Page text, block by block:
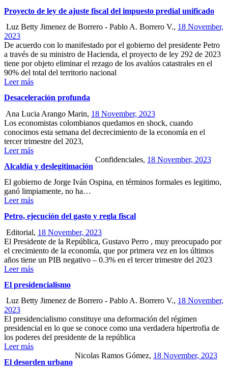
Proyecto de ley de ajuste fiscal del impuesto predial unificado
Luz Betty Jimenez de Borrero - Pablo A. Borrero V., 18 November,
2023
De acuerdo con lo manifestado por el gobierno del presidente Petro
a través de su ministro de Hacienda, el proyecto de ley 292 de 2023
tiene por objeto eliminar el rezago de los avalúos catastrales en el
90% del total del territorio nacional
Leer más
Desaceleración profunda
Ana Lucia Arango Marin, 18 November, 2023
Los economistas colombianos quedamos en shock, cuando
conocimos esta semana del decrecimiento de la economía en el
tercer trimestre del 2023,
Leer más
Alcaldía y deslegitimación
Confidenciales, 18 November, 2023
El gobierno de Jorge Iván Ospina, en términos formales es legitimo,
ganó limpiamente, no ha…
Leer más
Petro, ejecución del gasto y regla fiscal
Editorial, 18 November, 2023
El Presidente de la República, Gustavo Perro , muy preocupado por
el crecimiento de la economía, que por primera vez en los últimos
años tiene un PIB negativo – 0.3% en el tercer trimestre del 2023
Leer más
El presidencialismo
Luz Betty Jimenez de Borrero - Pablo A. Borrero V., 18 November,
2023
El presidencialismo constituye una deformación del régimen
presidencial en lo que se conoce como una verdadera hipertrofia de
los poderes del presidente de la república
Leer más
El desorden urbano
Nicolas Ramos Gómez, 18 November, 2023